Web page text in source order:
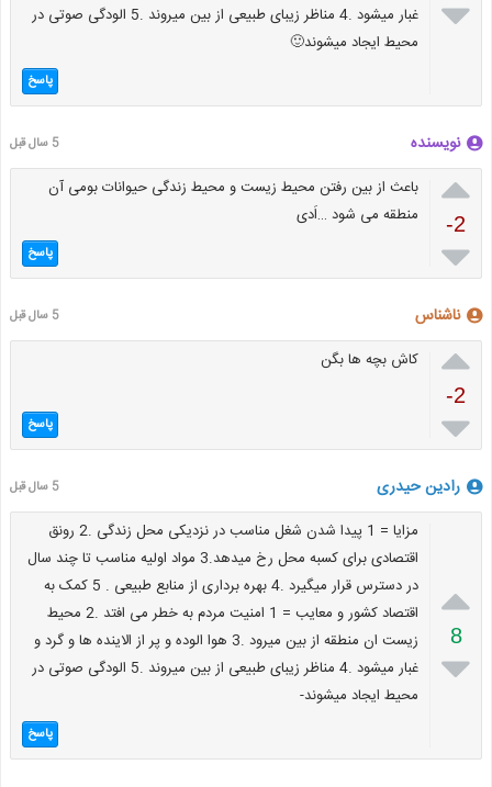

غبار میشود .4 مناظر زیبای طبیعی از بین میروند .5 الودگی صوتی در
محیط ایجاد میشوند🙂
پاسخ
نویسنده 5 سال قبل

-2

باعث از بین رفتن محیط زیست و محیط زندگی حیوانات بومی آن
منطقه می شود …اَدی
پاسخ
ناشناس 5 سال قبل

-2

کاش بچه ها بگن
پاسخ
رادین حیدری 5 سال قبل

8

مزایا = 1 پیدا شدن شغل مناسب در نزدیکی محل زندگی .2 رونق
اقتصادی برای کسبه محل رخ میدهد.3 مواد اولیه مناسب تا چند سال
در دسترس قرار میگیرد .4 بهره برداری از منابع طبیعی . 5 کمک به
اقتصاد کشور و معایب = 1 امنیت مردم به خطر می افتد .2 محیط
زیست ان منطقه از بین میرود .3 هوا الوده و پر از الاینده ها و گرد و
غبار میشود .4 مناظر زیبای طبیعی از بین میروند .5 الودگی صوتی در
محیط ایجاد میشوند-
پاسخ